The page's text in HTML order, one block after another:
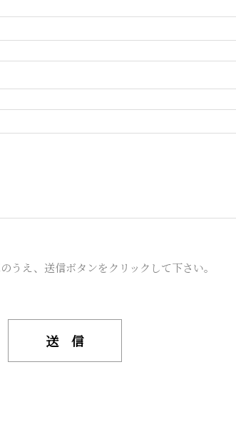
うえ、送信ボタンをクリックして下さい。